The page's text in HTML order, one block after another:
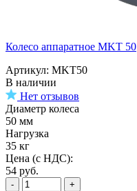
Колесо аппаратное MKT 50
Артикул: MKT50
В наличии
Нет отзывов
Диаметр колеса
50 мм
Нагрузка
35 кг
Цена (с НДС):
54 руб.
- +